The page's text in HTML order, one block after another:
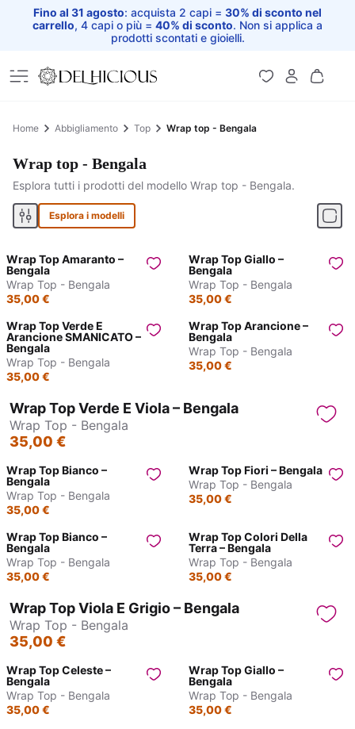
Fino al 31 agosto: acquista 2 capi = 30% di sconto nel
carrello, 4 capi o più = 40% di sconto. Non si applica a
prodotti scontati e gioielli.
Home
Home Abbigliamento Top Wrap top - Bengala
Wrap top - Bengala
Esplora tutti i prodotti del modello Wrap top - Bengala.
Esplora i modelli
Wrap Top Amaranto –
Bengala
Wrap Top - Bengala
35,00 €
Wrap Top Giallo –
Bengala
Wrap Top - Bengala
35,00 €
Wrap Top Verde E
Arancione SMANICATO –
Bengala
Wrap Top - Bengala
35,00 €
Wrap Top Arancione –
Bengala
Wrap Top - Bengala
35,00 €
Wrap Top Verde E Viola – Bengala
Wrap Top - Bengala
35,00 €
Wrap Top Bianco –
Bengala
Wrap Top - Bengala
35,00 €
Wrap Top Fiori – Bengala
Wrap Top - Bengala
35,00 €
Wrap Top Bianco –
Bengala
Wrap Top - Bengala
35,00 €
Wrap Top Colori Della
Terra – Bengala
Wrap Top - Bengala
35,00 €
Wrap Top Viola E Grigio – Bengala
Wrap Top - Bengala
35,00 €
Wrap Top Celeste –
Bengala
Wrap Top - Bengala
35,00 €
Wrap Top Giallo –
Bengala
Wrap Top - Bengala
35,00 €